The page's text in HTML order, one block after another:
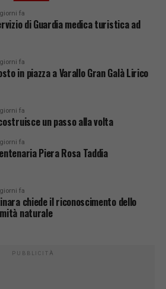
fa
di Guardia medica turistica ad
fa
in piazza a Varallo Gran Galà Lirico
fa
un passo alla volta
fa
Piera Rosa Taddia
fa
chiede il riconoscimento dello
naturale
PUBBLICITÀ